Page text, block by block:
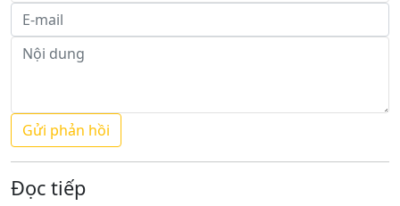
Đọc tiếp